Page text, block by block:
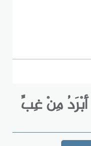
أَبْرَدُ مِنْ غِبِّ